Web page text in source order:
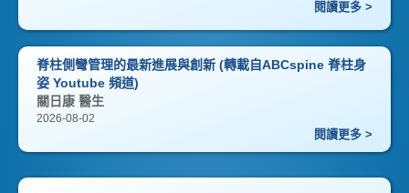
閱讀更多 >
脊柱側彎管理的最新進展與創新 (轉載自ABCspine 脊柱身
姿 Youtube 頻道)
關日康 醫生
2026-08-02
閱讀更多 >